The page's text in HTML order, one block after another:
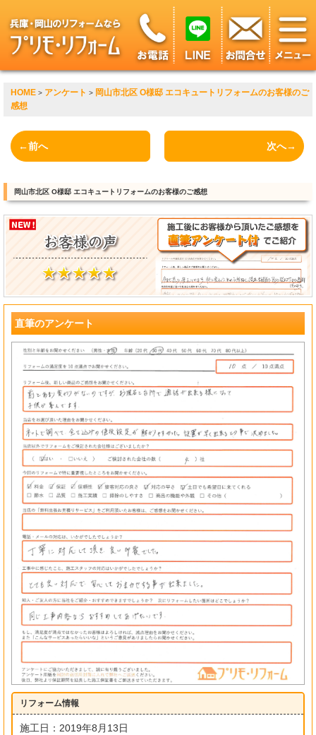
HOME > アンケート > 岡山市北区 O様邸 エコキュートリフォームのお客様のご
感想
←前へ 次へ→
岡山市北区 O様邸 エコキュートリフォームのお客様のご感想
直筆のアンケート
リフォーム情報
施工日：2019年8月13日